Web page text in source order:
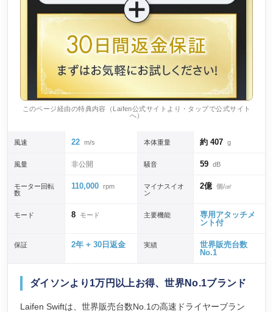
このページ経由の特典内容（Laifen公式サイトより・タップで公式サイト
へ）
風速 22 m/s 本体重量 約 407 g
風量 非公開 騒音 59 dB
モーター回転
数
110,000 rpm
マイナスイオ
ン
2億 個/㎤
モード 8 モード 主要機能
専用アタッチメ
ント付
保証 2年 + 30日返金 実績
世界販売台数
No.1
ダイソンより1万円以上お得、世界No.1ブランド
Laifen Swiftは、世界販売台数No.1の高速ドライヤーブラン